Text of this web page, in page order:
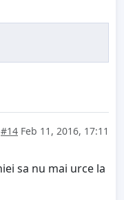
#14 Feb 11, 2016, 17:11
sa nu mai urce la